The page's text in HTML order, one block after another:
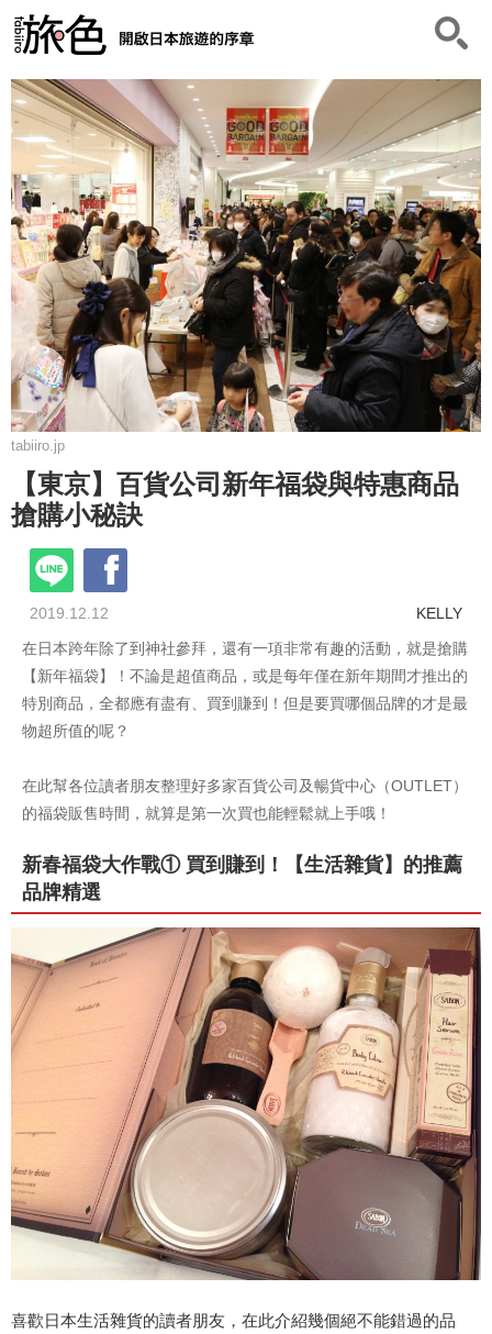
tabiiro.jp
【東京】百貨公司新年福袋與特惠商品
搶購小秘訣
2019.12.12
KELLY
在日本跨年除了到神社參拜，還有一項非常有趣的活動，就是搶購
【新年福袋】！不論是超值商品，或是每年僅在新年期間才推出的
特別商品，全都應有盡有、買到賺到！但是要買哪個品牌的才是最
物超所值的呢？
在此幫各位讀者朋友整理好多家百貨公司及暢貨中心（OUTLET）
的福袋販售時間，就算是第一次買也能輕鬆就上手哦！
新春福袋大作戰① 買到賺到！【生活雜貨】的推薦
品牌精選
喜歡日本生活雜貨的讀者朋友，在此介紹幾個絕不能錯過的品